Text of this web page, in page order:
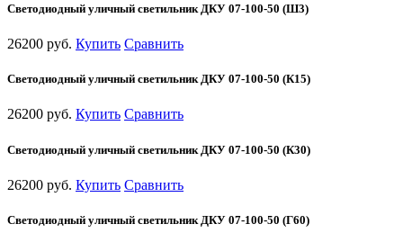
Светодиодный уличный светильник ДКУ 07-100-50 (Ш3)
26200 руб. Купить Сравнить
Светодиодный уличный светильник ДКУ 07-100-50 (К15)
26200 руб. Купить Сравнить
Светодиодный уличный светильник ДКУ 07-100-50 (К30)
26200 руб. Купить Сравнить
Светодиодный уличный светильник ДКУ 07-100-50 (Г60)